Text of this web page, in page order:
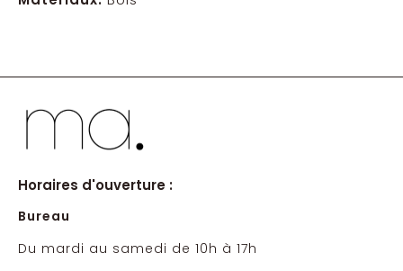
Horaires d'ouverture :
Bureau
Du mardi au samedi de 10h à 17h